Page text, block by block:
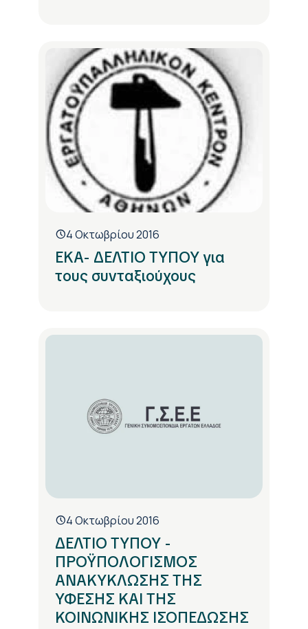
4 Οκτωβρίου 2016
EKA- ΔΕΛΤΙΟ ΤΥΠΟΥ για
τους συνταξιούχους
4 Οκτωβρίου 2016
ΔΕΛΤΙΟ ΤΥΠΟΥ -
ΠΡΟΫΠΟΛΟΓΙΣΜΟΣ
ΑΝΑΚΥΚΛΩΣΗΣ ΤΗΣ
ΥΦΕΣΗΣ ΚΑΙ ΤΗΣ
ΚΟΙΝΩΝΙΚΗΣ ΙΣΟΠΕΔΩΣΗΣ